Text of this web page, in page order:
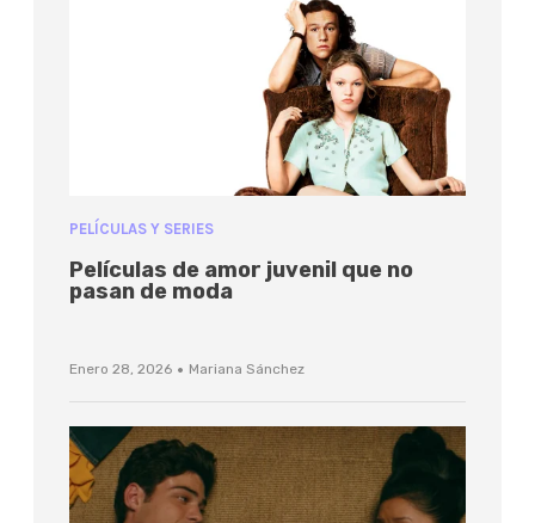
PELÍCULAS Y SERIES
Películas de amor juvenil que no
pasan de moda
Enero 28, 2026 · Mariana Sánchez